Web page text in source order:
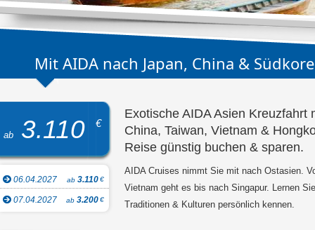
Mit AIDA nach Japan, China &
ab 3.110 €
06.04.2027 ab 3.110€
07.04.2027 ab 3.200€
Exotische AIDA Asien Kreuzfahrt
China, Taiwan, Vietnam &
Reise günstig buchen & sparen.
AIDA Cruises nimmt Sie mit nach Ostasien.
Vietnam geht es bis nach Singapur. Lernen
Traditionen & Kulturen persönlich kennen.